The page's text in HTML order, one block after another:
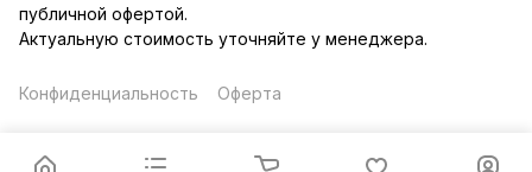
публичной офертой.
Актуальную стоимость уточняйте у менеджера.
Конфиденциальность Оферта